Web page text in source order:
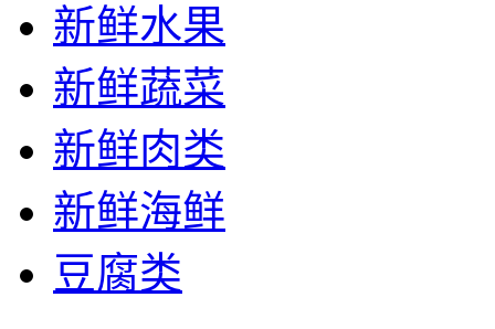
新鲜水果
新鲜蔬菜
新鲜肉类
新鲜海鲜
豆腐类